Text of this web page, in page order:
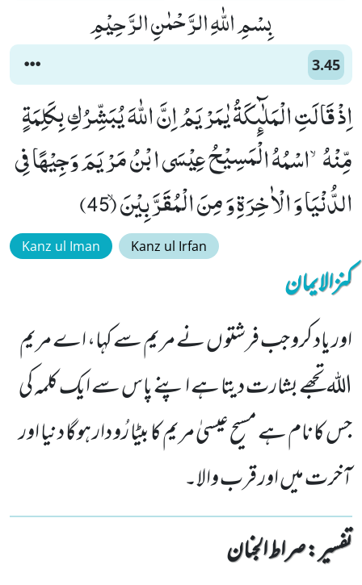
بِسْمِ اللّٰهِ الرَّحْمٰنِ الرَّحِیْمِ
3.45
اِذْ قَالَتِ الْمَلٰٓىٕكَةُ یٰمَرْیَمُ اِنَّ اللّٰهَ یُبَشِّرُكِ بِكَلِمَةٍ
مِّنْهُۙ-اسْمُهُ الْمَسِیْحُ عِیْسَى ابْنُ مَرْیَمَ وَجِیْهًا فِی
الدُّنْیَا وَ الْاٰخِرَةِ وَ مِنَ الْمُقَرَّبِیْنَۙ (45)
Kanz ul Iman Kanz ul Irfan
کنزالایمان
اور یاد کرو جب فرشتو ں نے مریم سے کہا، اے مریم
اللہ تجھے بشارت دیتا ہے اپنے پاس سے ایک کلمہ کی
جس کا نام ہے مسیح عیسیٰ مریم کا بیٹا رُو دار ہوگا دنیا اور
آخرت میں اور قرب والا۔
تفسیر : ‎صراط الجنان